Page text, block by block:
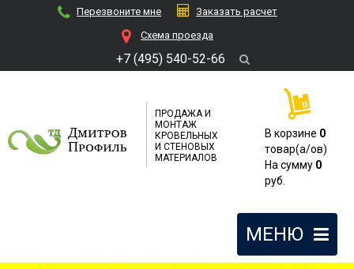
Перезвоните мне
Заказать расчет
Cхема проезда
+7 (495) 540-52-66
ПРОДАЖА И
МОНТАЖ
КРОВЕЛЬНЫХ
И СТЕНОВЫХ
МАТЕРИАЛОВ
В корзине 0
товар(a/ов)
На сумму 0
руб.
МЕНЮ